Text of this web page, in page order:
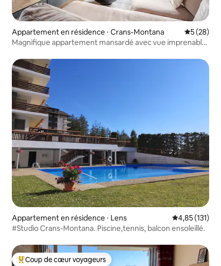
Appartement en résidence ⋅ Crans-Montana
5 (28)
Magnifique appartement mansardé avec vue imprenable
Appartement en résidence ⋅ Lens Évaluation
4,85 (131)
#Studio Crans-Montana. Piscine,tennis, balcon ensoleillé.
Coups de cœur voyageurs les plus appréciés
Coup de cœur voyageurs